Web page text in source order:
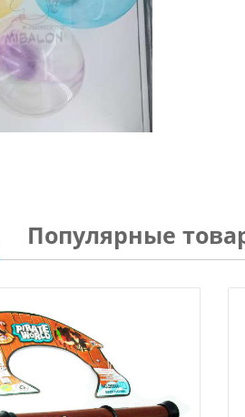
Популярные